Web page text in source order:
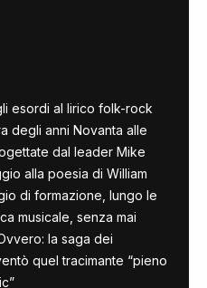
esordi al lirico folk-rock
degli anni Novanta alle
dal leader Mike
alla poesia di William
di formazione, lungo le
musicale, senza mai
la saga dei
quel tracimante “pieno